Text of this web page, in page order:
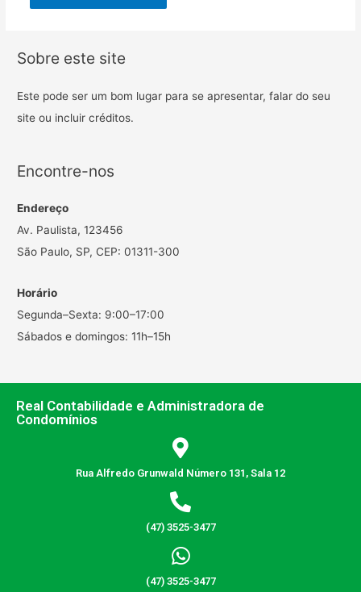
Sobre este site
Este pode ser um bom lugar para se apresentar, falar do seu
site ou incluir créditos.
Encontre-nos
Endereço
Av. Paulista, 123456
São Paulo, SP, CEP: 01311-300
Horário
Segunda–Sexta: 9:00–17:00
Sábados e domingos: 11h–15h
Real Contabilidade e Administradora de
Condomínios
Rua Alfredo Grunwald Número 131, Sala 12
(47) 3525-3477
(47) 3525-3477